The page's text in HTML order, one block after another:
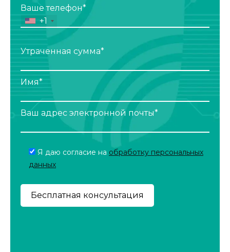
Ваше телефон*
+1
Утраченная сумма*
Имя*
Ваш адрес электронной почты*
Я даю согласие на обработку персональных
данных